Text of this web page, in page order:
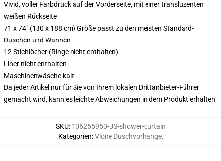
Vivid, voller Farbdruck auf der Vorderseite, mit einer transluzenten
weißen Rückseite
71 x 74" (180 x 188 cm) Größe passt zu den meisten Standard-
Duschen und Wannen
12 Stichlöcher (Ringe nicht enthalten)
Liner nicht enthalten
Maschinenwäsche kalt
Da jeder Artikel nur für Sie von Ihrem lokalen Drittanbieter-Führer
gemacht wird, kann es leichte Abweichungen in dem Produkt erhalten
SKU: 106255950-US-shower-curtain
Kategorien:Vlone Duschvorhänge,